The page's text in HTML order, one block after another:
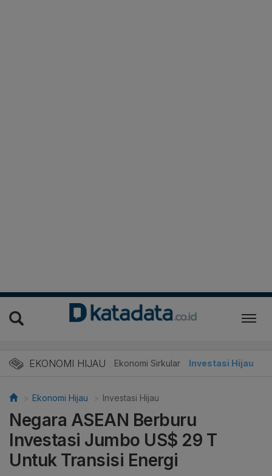
EKONOMI HIJAU
Energi Baru Ekonomi Sirkular Investasi Hijau
Ekonomi Hijau Investasi Hijau
Negara ASEAN Berburu
Investasi Jumbo US$ 29 T
Untuk Transisi Energi